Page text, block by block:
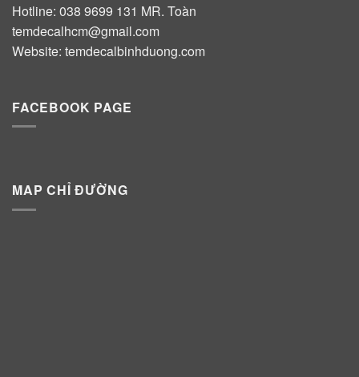
Hotline: 038 9699 131 MR. Toàn
temdecalhcm@gmail.com
Website: temdecalbinhduong.com
FACEBOOK PAGE
MAP CHỈ ĐƯỜNG